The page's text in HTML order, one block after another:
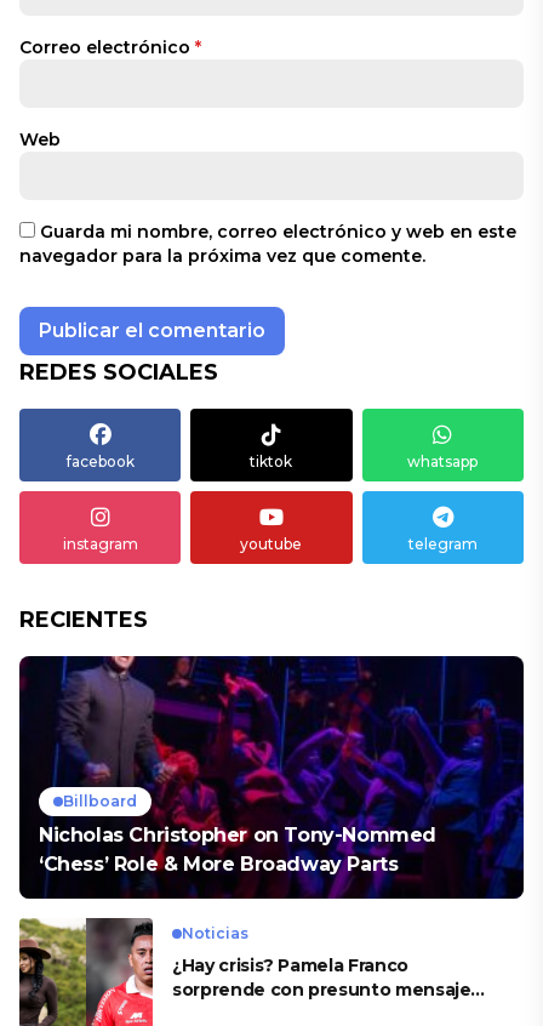
Correo electrónico *
Web
Guarda mi nombre, correo electrónico y web en este
navegador para la próxima vez que comente.
REDES SOCIALES
facebook tiktok whatsapp
instagram youtube telegram
RECIENTES
Billboard
Nicholas Christopher on Tony-Nommed
‘Chess’ Role & More Broadway Parts
Noticias
¿Hay crisis? Pamela Franco
sorprende con presunto mensaje